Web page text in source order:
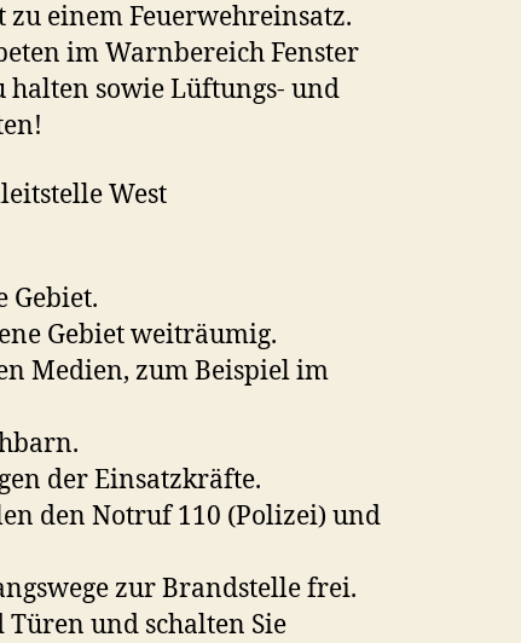
einem Feuerwehreinsatz.
im Warnbereich Fenster
halten sowie Lüftungs- und
West
Gebiet.
Gebiet weiträumig.
Medien, zum Beispiel im
der Einsatzkräfte.
den Notruf 110 (Polizei) und
zur Brandstelle frei.
Türen und schalten Sie